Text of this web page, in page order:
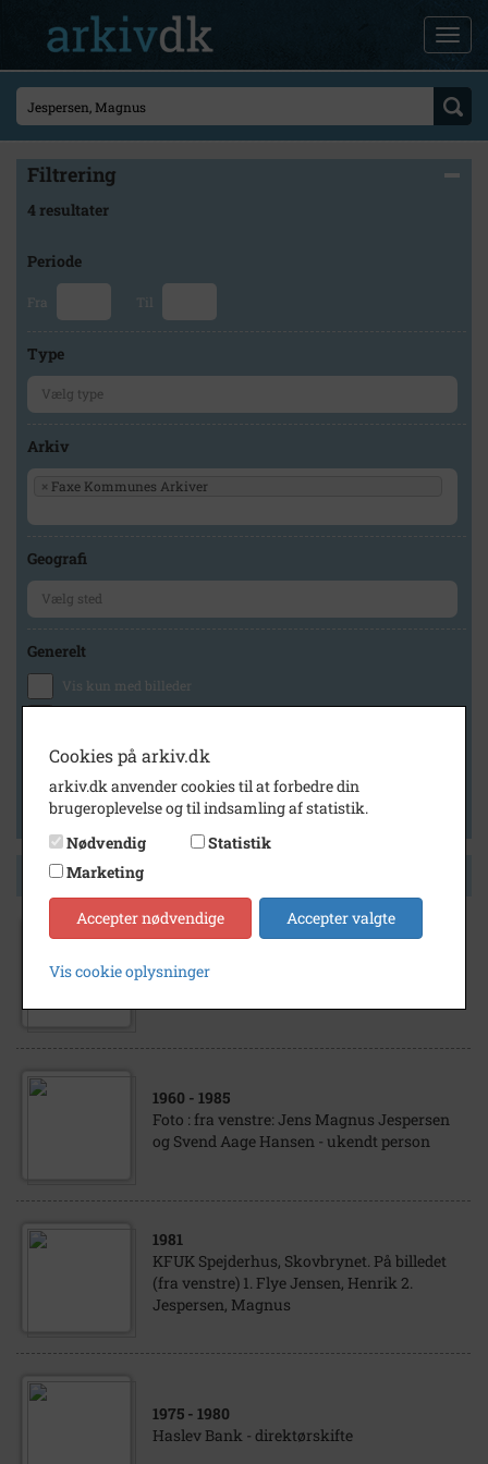
Filtrering
4 resultater
Periode
Fra Til
Type
Arkiv
× Faxe Kommunes Arkiver
Geografi
Generelt
Vis kun med billeder
Vis kun med lydklip
Vis kun med kilder
Vis kun med geo-tag
Side 1 af 1
1980- 1990
Magnus Jespersen filialdirektør
1960 - 1985
Foto : fra venstre: Jens Magnus Jespersen
og Svend Aage Hansen - ukendt person
1981
KFUK Spejderhus, Skovbrynet. På billedet
(fra venstre) 1. Flye Jensen, Henrik 2.
Jespersen, Magnus
1975 - 1980
Haslev Bank - direktørskifte
Cookies på arkiv.dk
arkiv.dk anvender cookies til at forbedre din
brugeroplevelse og til indsamling af statistik.
Nødvendig
Statistik
Marketing
Accepter nødvendige Accepter valgte
Vis cookie oplysninger